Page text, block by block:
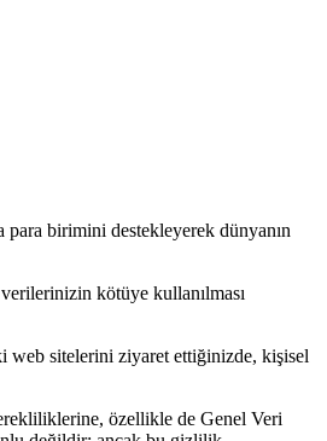
birimini destekleyerek dünyanın
kötüye kullanılması
web sitelerini ziyaret ettiğinizde, kişisel
özellikle de Genel Veri